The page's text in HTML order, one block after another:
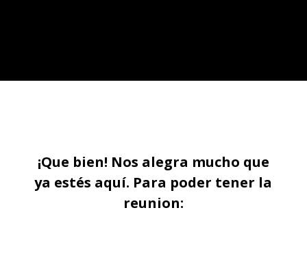
¡Que bien! Nos alegra mucho que
ya estés aquí. Para poder tener la
reunion: